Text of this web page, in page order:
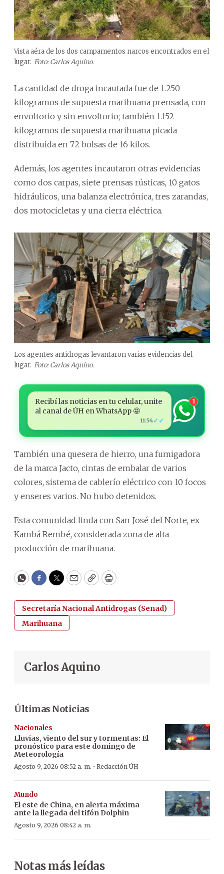
Vista aéra de los dos campamentos narcos encontrados en el
lugar. Foto: Carlos Aquino.
La cantidad de droga incautada fue de 1.250
kilogramos de supuesta marihuana prensada, con
envoltorio y sin envoltorio; también 1.152
kilogramos de supuesta marihuana picada
distribuida en 72 bolsas de 16 kilos.
Además, los agentes incautaron otras evidencias
como dos carpas, siete prensas rústicas, 10 gatos
hidráulicos, una balanza electrónica, tres zarandas,
dos motocicletas y una cierra eléctrica.
Los agentes antidrogas levantaron varias evidencias del
lugar. Foto: Carlos Aquino.
Recibí las noticias en tu celular, unite
al canal de ÚH en WhatsApp 🤩
11:54✓✓
1
También una quesera de hierro, una fumigadora
de la marca Jacto, cintas de embalar de varios
colores, sistema de cablerío eléctrico con 10 focos
y enseres varios. No hubo detenidos.
Esta comunidad linda con San José del Norte, ex
Kambá Rembé, considerada zona de alta
producción de marihuana.
WhatsApp
Facebook
Twitter
EmailCopyPrint
Secretaría Nacional Antidrogas (Senad)
Marihuana
Carlos Aquino
Últimas Noticias
Nacionales
Lluvias, viento del sur y tormentas: El
pronóstico para este domingo de
Meteorología
Agosto 9, 2026 08:52 a. m. · Redacción ÚH
Mundo
El este de China, en alerta máxima
ante la llegada del tifón Dolphin
Agosto 9, 2026 08:42 a. m.
Notas más leídas